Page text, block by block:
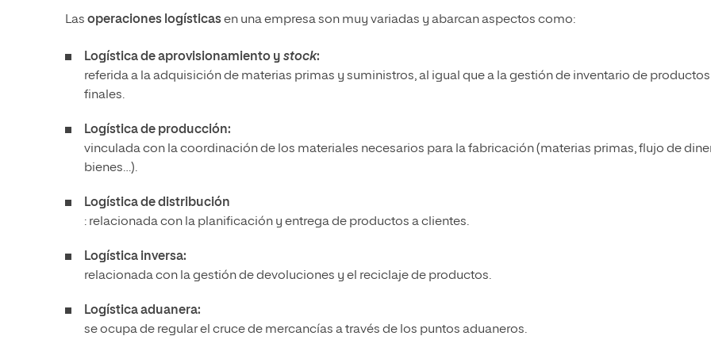
Las operaciones logísticasen una empresa son muy variadas y abarcan aspectos como:
Logística de aprovisionamiento y stock:
referida a la adquisición de materias primas y suministros, al igual que a la gestión de inventario de productos
finales.
Logística de producción:
vinculada con la coordinación de los materiales necesarios para la fabricación (materias primas, flujo de
bienes…).
Logística de distribución
: relacionada con la planificación y entrega de productos a clientes.
Logística inversa:
relacionada con la gestión de devoluciones y el reciclaje de productos.
Logística aduanera:
se ocupa de regular el cruce de mercancías a través de los puntos aduaneros.